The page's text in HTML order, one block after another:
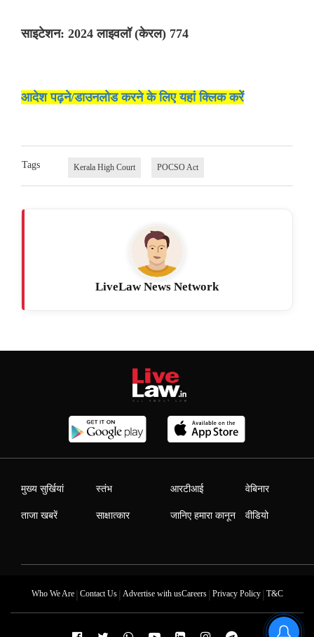
साइटेशन: 2024 लाइवलॉ (केरल) 774
आदेश पढ़ने/डाउनलोड करने के लिए यहां क्लिक करें
Tags Kerala High Court POCSO Act
LiveLaw News Network
मुख्य सुर्खियां
ताजा खबरें
स्तंभ
साक्षात्कार
आरटीआई
जानिए हमारा कानून
वेबिनार
वीडियो
Who We Are| Contact Us| Advertise with usCareers| Privacy Policy| T&C